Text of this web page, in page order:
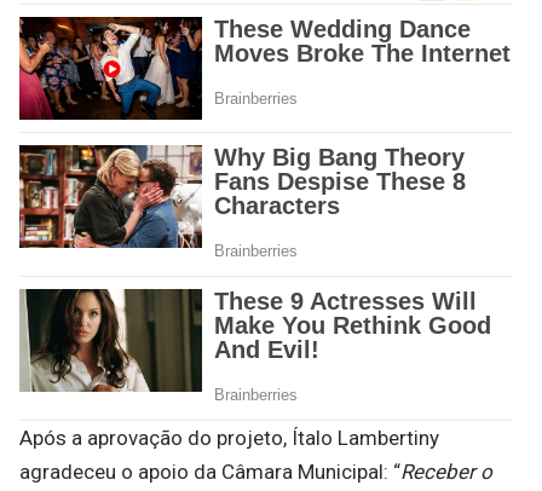
Após a aprovação do projeto, Ítalo Lambertiny
agradeceu o apoio da Câmara Municipal: “Receber o